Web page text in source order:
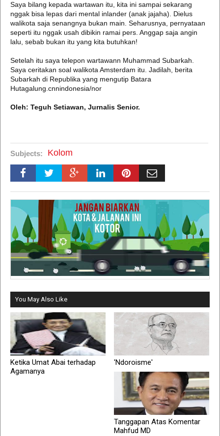
Saya bilang kepada wartawan itu, kita ini sampai sekarang
nggak bisa lepas dari mental inlander (anak jajaha). Dielus
walikota saja senangnya bukan main. Seharusnya, pernyataan
seperti itu nggak usah dibikin ramai pers. Anggap saja angin
lalu, sebab bukan itu yang kita butuhkan!
Setelah itu saya telepon wartawann Muhammad Subarkah.
Saya ceritakan soal walikota Amsterdam itu. Jadilah, berita
Subarkah di Republika yang mengutip Batara
Hutagalung.cnnindonesia/nor
Oleh: Teguh Setiawan, Jurnalis Senior.
Subjects: Kolom
You May Also Like
Ketika Umat Abai terhadap
Agamanya
'Ndoroisme'
Tanggapan Atas Komentar
Mahfud MD